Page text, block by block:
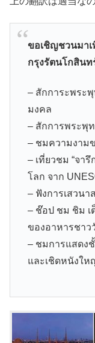
ขอเชิญชวนมาเ
กรุงรัตนโกสินท
– สักการะพระ
มงคล
– สักการพระพุ
– ชมความงาม
– เที่ยวชม “จา
โลก จาก
– ฟังการเสวน
– ช๊อป ชม ชิม
ของอาหารชาว
– ชมการแสดง
และเชิดหนังใ